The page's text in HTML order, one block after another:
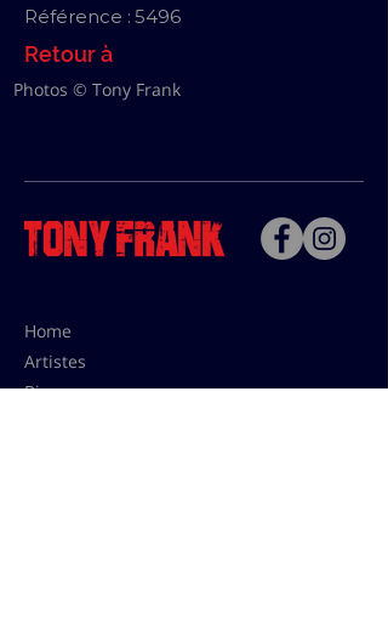
Référence : 5496
Retour à
Photos © Tony Frank
Home
Artistes
Bio